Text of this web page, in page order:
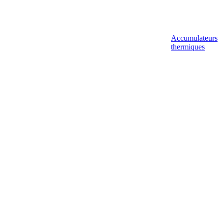
Accumulateurs
thermiques